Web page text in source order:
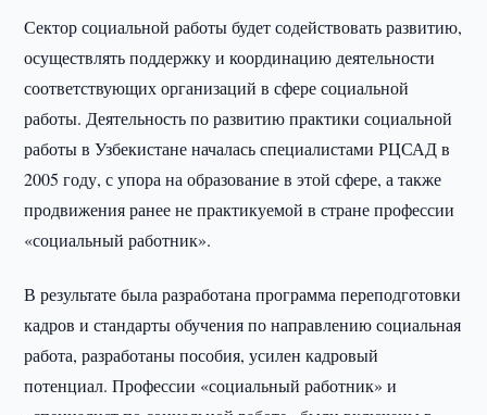
Сектор социальной работы будет содействовать развитию,
осуществлять поддержку и координацию деятельности
соответствующих организаций в сфере социальной
работы. Деятельность по развитию практики социальной
работы в Узбекистане началась специалистами РЦСАД в
2005 году, с упора на образование в этой сфере, а также
продвижения ранее не практикуемой в стране профессии
«социальный работник».
В результате была разработана программа переподготовки
кадров и стандарты обучения по направлению социальная
работа, разработаны пособия, усилен кадровый
потенциал. Профессии «социальный работник» и